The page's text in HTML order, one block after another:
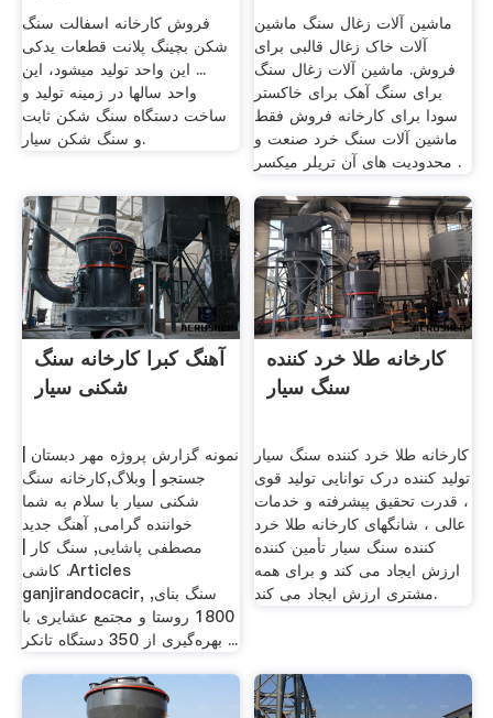
فروش کارخانه اسفالت سنگ
شکن بچینگ پلانت قطعات یدکی
... این واحد تولید میشود، این
واحد سالها در زمینه تولید و
ساخت دستگاه سنگ شکن ثابت
و سنگ شکن سیار.
ماشین آلات زغال سنگ ماشین
آلات خاک زغال قالبی برای
فروش. ماشین آلات زغال سنگ
برای سنگ آهک برای خاکستر
سودا برای کارخانه فروش فقط
ماشین آلات سنگ خرد صنعت و
محدودیت های آن تریلر میکسر .
آهنگ کبرا کارخانه سنگ
شکنی سیار
نمونه گزارش پروژه مهر دبستان |
جستجو | وبلاگ,کارخانه سنگ
شکنی سیار با سلام به شما
خواننده گرامی, آهنگ جدید
مصطفی پاشایی, سنگ کار |
کاشی .Articles
ganjirandocacir, سنگ بنای,
1800 روستا و مجتمع عشایری با
بهره‌گیری از 350 دستگاه تانکر ...
کارخانه طلا خرد کننده
سنگ سیار
کارخانه طلا خرد کننده سنگ سیار
تولید کننده درک توانایی تولید قوی
، قدرت تحقیق پیشرفته و خدمات
عالی ، شانگهای کارخانه طلا خرد
کننده سنگ سیار تأمین کننده
ارزش ایجاد می کند و برای همه
مشتری ارزش ایجاد می کند.